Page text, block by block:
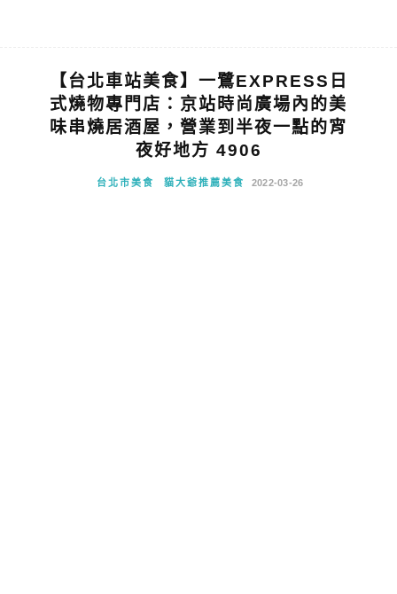
【台北車站美食】一鷺EXPRESS日
式燒物專門店：京站時尚廣場內的美
味串燒居酒屋，營業到半夜一點的宵
夜好地方 4906
台北市美食 貓大爺推薦美食 2022-03-26